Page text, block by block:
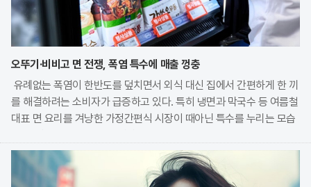
오뚜기·비비고 면 전쟁, 폭염 특수에 매출 껑충
유례없는 폭염이 한반도를 덮치면서 외식 대신 집에서 간편하게 한 끼
를 해결하려는 소비자가 급증하고 있다. 특히 냉면과 막국수 등 여름철
대표 면 요리를 겨냥한 가정간편식 시장이 때아닌 특수를 누리는 모습
앞세워 시장 점유율 확대에 박차를 가하고